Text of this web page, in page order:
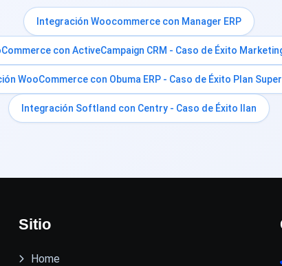
Integración Woocommerce con Manager ERP
con ActiveCampaign CRM - Caso de Éxito
WooCommerce con Obuma ERP - Caso de Éxito Plan
Integración Softland con Centry - Caso de Éxito Ilan
Sitio
Home